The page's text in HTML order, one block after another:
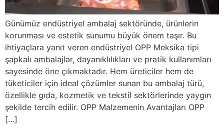
Günümüz endüstriyel ambalaj sektöründe, ürünlerin
korunması ve estetik sunumu büyük önem taşır. Bu
ihtiyaçlara yanıt veren endüstriyel OPP Meksika tipi
şapkalı ambalajlar, dayanıklılıkları ve pratik kullanımları
sayesinde öne çıkmaktadır. Hem üreticiler hem de
tüketiciler için ideal çözümler sunan bu ambalaj türü,
özellikle gıda, kozmetik ve tekstil sektörlerinde yaygın
şekilde tercih edilir. OPP Malzemenin Avantajları OPP
[…]